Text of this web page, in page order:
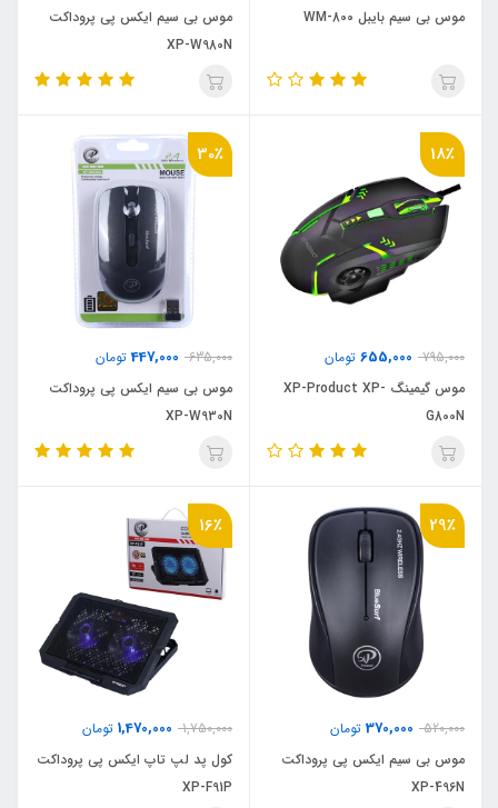
موس بی سیم بایبل WM-800
موس بی سیم ایکس پی پروداکت
XP-W980N
18٪
795,000
655,000 تومان
موس گیمینگ XP-Product XP-
G800N
30٪
635,000
447,000تومان
موس بی سیم ایکس پی پروداکت
XP-W930N
29٪
520,000
370,000 تومان
موس بی سیم ایکس پی پروداکت
XP-496N
16٪
1,750,000
1,470,000 تومان
کول پد لپ تاپ ایکس پی پروداکت
XP-F91P